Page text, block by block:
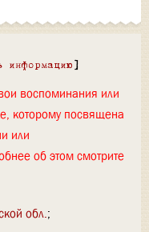
информацию ]
воспоминания или
которому посвящена
или
об этом смотрите
обл.